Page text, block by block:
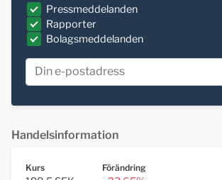
Pressmeddelanden
Rapporter
Bolagsmeddelanden
Handelsinformation
Kurs Förändring